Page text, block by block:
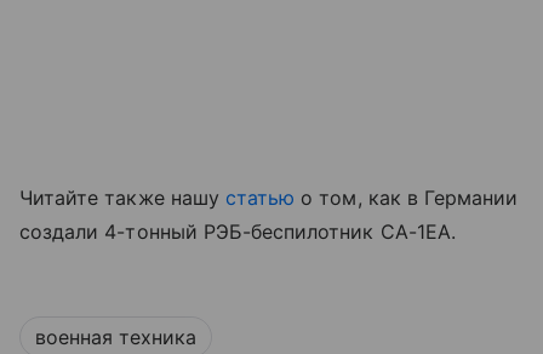
Читайте также нашу статью о том, как в Германии
создали 4-тонный РЭБ-беспилотник CA-1EA.
военная техника